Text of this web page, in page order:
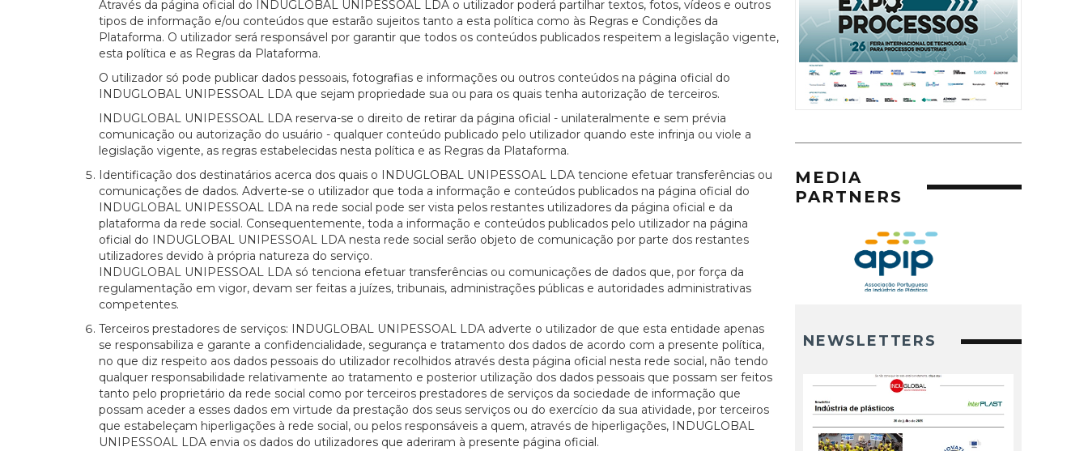
Através da página oficial do INDUGLOBAL UNIPESSOAL LDA o utilizador poderá partilhar textos, fotos, vídeos e outros
tipos de informação e/ou conteúdos que estarão sujeitos tanto a esta política como às Regras e Condições da
Plataforma. O utilizador será responsável por garantir que todos os conteúdos publicados respeitem a legislação vigente,
esta política e as Regras da Plataforma.
O utilizador só pode publicar dados pessoais, fotografias e informações ou outros conteúdos na página oficial do
INDUGLOBAL UNIPESSOAL LDA que sejam propriedade sua ou para os quais tenha autorização de terceiros.
INDUGLOBAL UNIPESSOAL LDA reserva-se o direito de retirar da página oficial - unilateralmente e sem prévia
comunicação ou autorização do usuário - qualquer conteúdo publicado pelo utilizador quando este infrinja ou viole a
legislação vigente, as regras estabelecidas nesta política e as Regras da Plataforma.
Identificação dos destinatários acerca dos quais o INDUGLOBAL UNIPESSOAL LDA tencione efetuar transferências ou
comunicações de dados. Adverte-se o utilizador que toda a informação e conteúdos publicados na página oficial do
INDUGLOBAL UNIPESSOAL LDA na rede social pode ser vista pelos restantes utilizadores da página oficial e da
plataforma da rede social. Consequentemente, toda a informação e conteúdos publicados pelo utilizador na página
oficial do INDUGLOBAL UNIPESSOAL LDA nesta rede social serão objeto de comunicação por parte dos restantes
utilizadores devido à própria natureza do serviço.
INDUGLOBAL UNIPESSOAL LDA só tenciona efetuar transferências ou comunicações de dados que, por força da
regulamentação em vigor, devam ser feitas a juízes, tribunais, administrações públicas e autoridades administrativas
competentes.
Terceiros prestadores de serviços: INDUGLOBAL UNIPESSOAL LDA adverte o utilizador de que esta entidade apenas
se responsabiliza e garante a confidencialidade, segurança e tratamento dos dados de acordo com a presente política,
no que diz respeito aos dados pessoais do utilizador recolhidos através desta página oficial nesta rede social, não tendo
qualquer responsabilidade relativamente ao tratamento e posterior utilização dos dados pessoais que possam ser feitos
tanto pelo proprietário da rede social como por terceiros prestadores de serviços da sociedade de informação que
possam aceder a esses dados em virtude da prestação dos seus serviços ou do exercício da sua atividade, por terceiros
que estabeleçam hiperligações à rede social, ou pelos responsáveis a quem, através de hiperligações, INDUGLOBAL
UNIPESSOAL LDA envia os dados do utilizadores que aderiram à presente página oficial.
MEDIA
PARTNERS
NEWSLETTERS